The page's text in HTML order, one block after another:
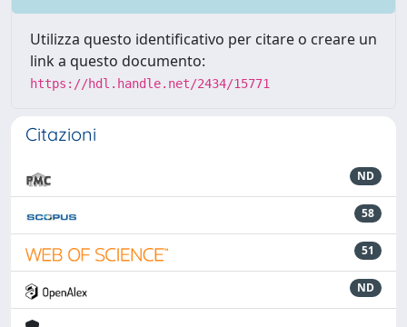
Utilizza questo identificativo per citare o creare un
link a questo documento:
https://hdl.handle.net/2434/15771
Citazioni
ND
58
51
ND